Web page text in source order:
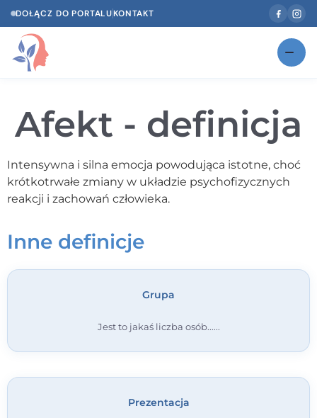
DOŁĄCZ DO PORTALUKONTAKT
GabinetyNOWOŚĆ
Psycholog w Twoim języku
Testy psychologiczne
Dawka wiedzy
Kontakt
Afekt - definicja
Intensywna i silna emocja powodująca istotne, choć
krótkotrwałe zmiany w układzie psychofizycznych
reakcji i zachowań człowieka.
Inne definicje
Grupa
Jest to jakaś liczba osób...
Prezentacja